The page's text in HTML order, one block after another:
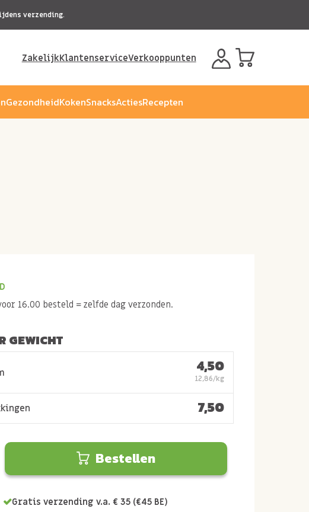
verzending.
ZakelijkKlantenserviceVerkooppunten
GezondheidKokenSnacksActiesRecepten
16.00 besteld = zelfde dag verzonden.
GEWICHT
4,50
12,86/kg
7,50
Bestellen
Gratis verzending v.a. € 35 (€45 BE)